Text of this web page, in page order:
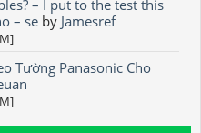
– I put to the test this
– se by Jamesref
Tường Panasonic Cho